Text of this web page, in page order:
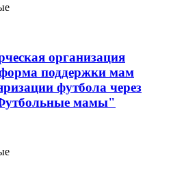
организация
поддержки мам
футбола через
мамы"